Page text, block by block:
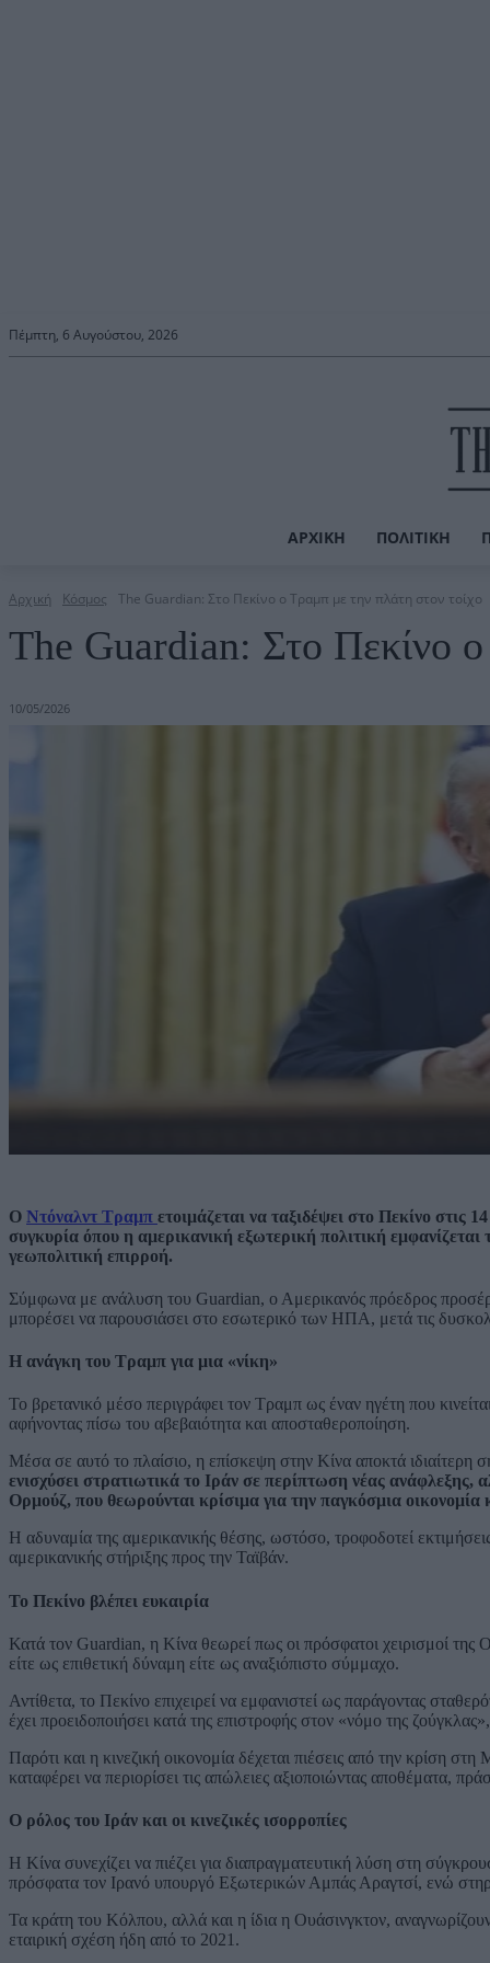
Πέμπτη, 6 Αυγούστου, 2026
ΑΡΧΙΚΉ ΠΟΛΙΤΙΚΉ
Αρχική Κόσμος The Guardian: Στο Πεκίνο ο Τραμπ με την πλάτη στον τοίχο
The Guardian: Στο Πεκίνο
10/05/2026
Ο Ντόναλντ Τραμπ ετοιμάζεται να ταξιδέψει στο Πεκίνο στις
συγκυρία όπου η αμερικανική εξωτερική πολιτική
γεωπολιτική επιρροή.
Σύμφωνα με ανάλυση του Guardian, ο Αμερικανός πρόεδρος
μπορέσει να παρουσιάσει στο εσωτερικό των ΗΠΑ, μετά τις
Η ανάγκη του Τραμπ για μια «νίκη»
Το βρετανικό μέσο περιγράφει τον Τραμπ ως έναν ηγέτη που
αφήνοντας πίσω του αβεβαιότητα και αποσταθεροποίηση.
Μέσα σε αυτό το πλαίσιο, η επίσκεψη στην Κίνα αποκτά ιδιαίτερη
ενισχύσει στρατιωτικά το Ιράν σε περίπτωση νέας ανάφλεξης,
Ορμούζ, που θεωρούνται κρίσιμα για την παγκόσμια οικονομία
Η αδυναμία της αμερικανικής θέσης, ωστόσο, τροφοδοτεί
αμερικανικής στήριξης προς την Ταϊβάν.
Το Πεκίνο βλέπει ευκαιρία
Κατά τον Guardian, η Κίνα θεωρεί πως οι πρόσφατοι χειρισμοί
είτε ως επιθετική δύναμη είτε ως αναξιόπιστο σύμμαχο.
Αντίθετα, το Πεκίνο επιχειρεί να εμφανιστεί ως παράγοντας
έχει προειδοποιήσει κατά της επιστροφής στον «νόμο της
Παρότι και η κινεζική οικονομία δέχεται πιέσεις από την κρίση
καταφέρει να περιορίσει τις απώλειες αξιοποιώντας αποθέματα,
Ο ρόλος του Ιράν και οι κινεζικές ισορροπίες
Η Κίνα συνεχίζει να πιέζει για διαπραγματευτική λύση στη
πρόσφατα τον Ιρανό υπουργό Εξωτερικών Αμπάς Αραγτσί, ενώ
Τα κράτη του Κόλπου, αλλά και η ίδια η Ουάσινγκτον,
εταιρική σχέση ήδη από το 2021.